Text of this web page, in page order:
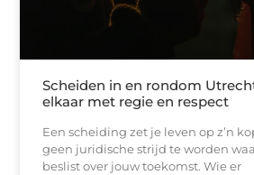
Scheiden in en rondom
elkaar met regie en respect
Een scheiding zet je leven op z’n
geen juridische strijd te worden
beslist over jouw toekomst. Wie er